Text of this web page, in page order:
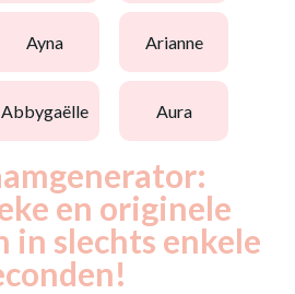
ayna arianne
abbygaëlle aura
en originele
in slechts enkele